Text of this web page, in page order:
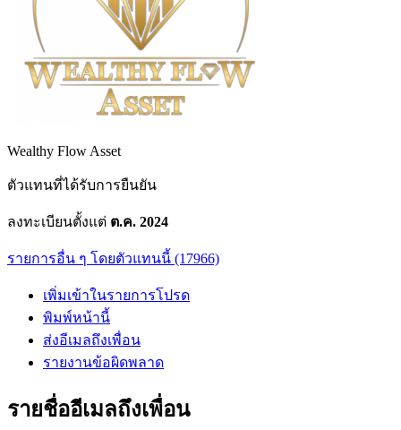
Wealthy Flow Asset
ตัวแทนที่ได้รับการยืนยัน
ลงทะเบียนตั้งแต่ ต.ค. 2024
รายการอื่น ๆ โดยตัวแทนนี้ (17966)
เพิ่มเข้าในรายการโปรด
พิมพ์หน้านี้
ส่งอีเมลถึงเพื่อน
รายงานข้อผิดพลาด
รายชื่ออีเมลถึงเพื่อน